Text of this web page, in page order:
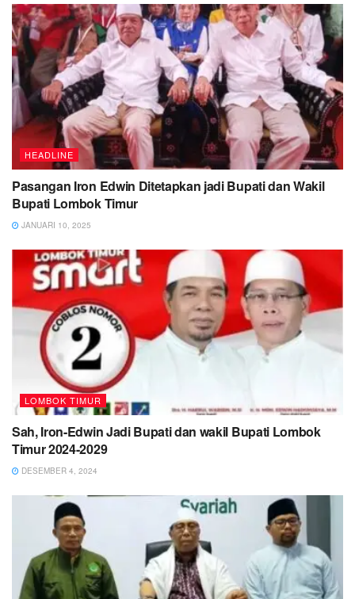
HEADLINE
Pasangan Iron Edwin Ditetapkan jadi Bupati dan Wakil
Bupati Lombok Timur
JANUARI 10, 2025
LOMBOK TIMUR
Sah, Iron-Edwin Jadi Bupati dan wakil Bupati Lombok
Timur 2024-2029
DESEMBER 4, 2024